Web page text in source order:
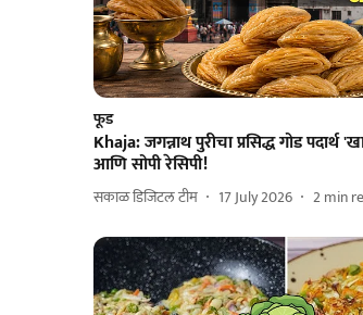
फूड
Khaja: जगन्नाथ पुरीचा प्रसिद्ध गोड पदार्थ
आणि सोपी रेसिपी!
सकाळ डिजिटल टीम 17 July 2026 2min